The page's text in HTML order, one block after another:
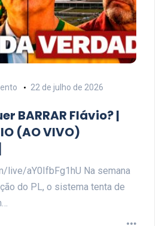
22 de julho de 2026
BARRAR Flávio? |
(AO VIVO)
live/aY0IfbFg1hU Na semana
do PL, o sistema tenta de